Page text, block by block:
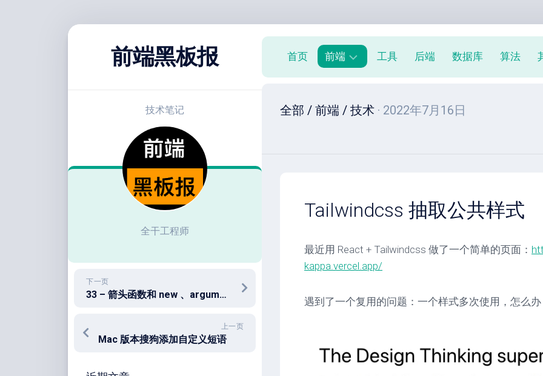
前端黑板报
技术笔记
全干工程师
下一页
33 – 箭头函数和 new 、arguments 以及 super 关键字
上一页
Mac 版本搜狗添加自定义短语
首页 前端
端
工具 后端 数据库 算法
全部 / 前端 / 技术 · 2022年7月16日
Tailwindcss 抽取公共样式
最近用 React + Tailwindcss 做了一个简单的页面：
kappa.vercel.app/
遇到了一个复用的问题：一个样式多次使用，怎么